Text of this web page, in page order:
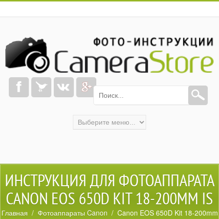
ИНСТРУКЦИЯ ДЛЯ ФОТОАППАРАТА
CANON EOS 650D KIT 18-200MM IS
Главная / Фотоаппараты Canon / Canon EOS 650D Kit 18-200mm